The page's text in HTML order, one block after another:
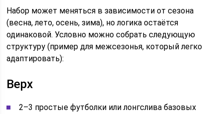
Набор может меняться в зависимости от сезона
(весна, лето, осень, зима), но логика остаётся
одинаковой. Условно можно собрать следующую
структуру (пример для межсезонья, который легко
адаптировать):
Верх
2–3 простые футболки или лонгслива базовых